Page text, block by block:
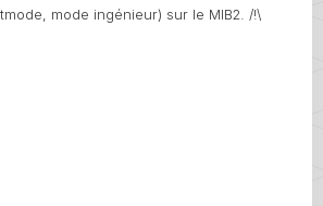
mode ingénieur) sur le MIB2. /!\